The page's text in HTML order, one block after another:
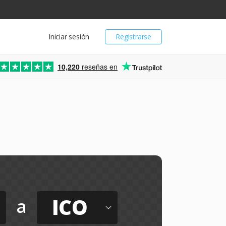
Registrarse
Iniciar sesión
10,220 reseñas en
a ICO